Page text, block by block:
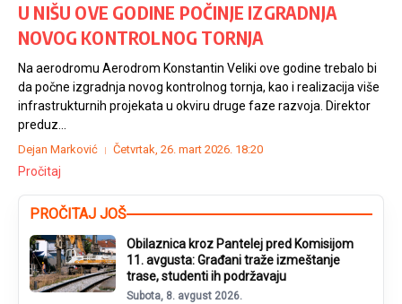
U NIŠU OVE GODINE POČINJE IZGRADNJA
NOVOG KONTROLNOG TORNJA
Na aerodromu Aerodrom Konstantin Veliki ove godine trebalo bi
da počne izgradnja novog kontrolnog tornja, kao i realizacija više
infrastrukturnih projekata u okviru druge faze razvoja. Direktor
preduz...
Dejan Marković Četvrtak, 26. mart 2026. 18:20
Pročitaj
PROČITAJ JOŠ
Obilaznica kroz Pantelej pred Komisijom
11. avgusta: Građani traže izmeštanje
trase, studenti ih podržavaju
Subota, 8. avgust 2026.